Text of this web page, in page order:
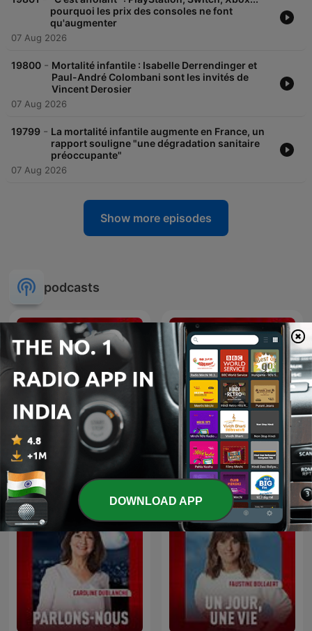
pourquoi les prix des consoles ne font
qu'augmenter
07 Aug 2026
19800 - Mortalité infantile : Isabelle Derrendinger et
Paul-André Colombani sont les invités de
Vincent Derosier
07 Aug 2026
19799 - La mortalité infantile augmente en France, un
rapport souligne "une dégradation sanitaire
préoccupante"
07 Aug 2026
Show more episodes
podcasts
Les Grosses Têtes L'Heure Du Crime
DOWNLOAD APP